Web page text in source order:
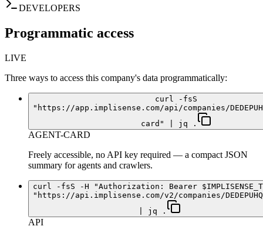
DEVELOPERS
Programmatic access
LIVE
Three ways to access this company's data programmatically:
curl -fsS
"https://app.implisense.com/api/companies/
card" | jq .
AGENT-CARD
Freely accessible, no API key required — a compact JSON
summary for agents and crawlers.
curl -fsS -H "Authorization: Bearer
"https://api.implisense.com/v2/companies/
| jq .
API